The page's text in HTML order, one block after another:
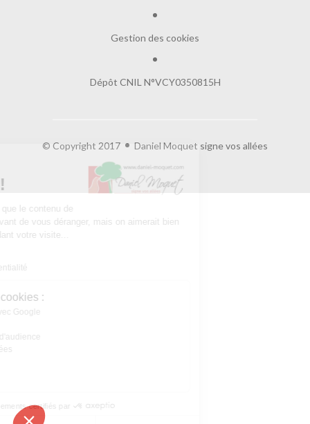
Gestion des cookies
Dépôt CNIL N°VCY0350815H
© Copyright 2017 Daniel Moquet signe vos allées
Salut c'est nous...
les Cookies !
On a attendu d'être sûrs que le contenu de
ce site vous intéresse avant de vous déranger, mais on aimerait bien
vous accompagner pendant votre visite...
Lire la politique de confidentialité
À quoi servent ces cookies :
Partage de données avec Google
Statistiques et mesure d'audience
Consentements certifiés par